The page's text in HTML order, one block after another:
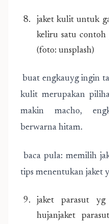
jaket kulit untuk
keliru satu contoh
(foto: unsplash)
buat engkauyg ingin
kulit merupakan
makin macho,
berwarna hitam.
baca pula: memilih
tips menentukan jaket
jaket parasut
hujanjaket